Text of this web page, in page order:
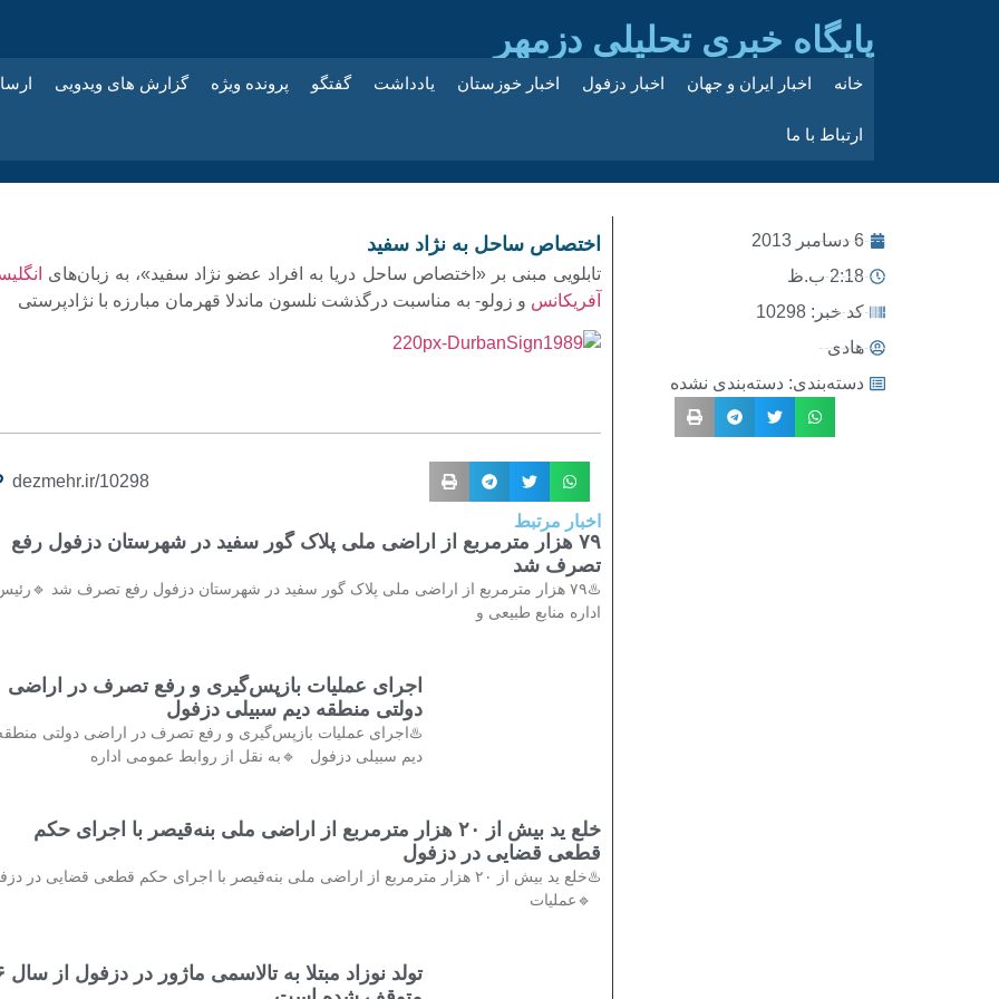
پایگاه خبری تحلیلی دزمهر
خانه اخبار ایران و جهان اخبار دزفول اخبار خوزستان یادداشت گفتگو پرونده ویژه گزارش های ویدویی
ارتباط با ما
6 دسامبر 2013
2:18 ب.ظ
کد خبر: 10298
هادی
دسته‌بندی: دسته‌بندی نشده
اختصاص ساحل به نژاد سفید
تابلویی مبنی بر «اختصاص ساحل دریا به افراد عضو نژاد سفید»، به زبان‌های
آفریکانس و زولو- به مناسبت درگذشت نلسون ماندلا قهرمان مبارزه با نژادپرستی
dezmehr.ir/10298
اخبار مرتبط
۷۹ هزار مترمربع از اراضی ملی پلاک گور سفید در شهرستان دزفول رفع
تصرف شد
♨️۷۹ هزار مترمربع از اراضی ملی پلاک گور سفید در شهرستان دزفول رفع تصرف شد
اداره منابع طبیعی و
اجرای عملیات بازپس‌گیری و رفع تصرف در اراضی
دولتی منطقه دیم سبیلی دزفول
♨️اجرای عملیات بازپس‌گیری و رفع تصرف در اراضی دولتی
دیم سبیلی دزفول 🔹به نقل از روابط عمومی اداره
خلع ید بیش از ۲۰ هزار مترمربع از اراضی ملی بنه‌قیصر با اجرای حکم
قطعی قضایی در دزفول
♨️خلع ید بیش از ۲۰ هزار مترمربع از اراضی ملی بنه‌قیصر با اجرای حکم قطعی قضایی در
🔹عملیات
تولد